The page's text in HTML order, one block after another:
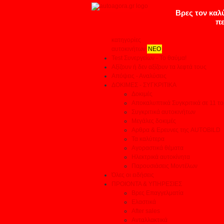
κατηγορίες
αυτοκινήτων ΝΕΟ
Test Συνεργείων - Το θαύμα!
Αξίζουν ή δεν αξίζουν τα λεφτά τους
Απόψεις - Αναλύσεις
ΔΟΚΙΜΕΣ - ΣΥΓΚΡΙΤΙΚΑ
Δοκιμές
Αποκαλυπτικά Συγκριτικά σε 11
Συγκριτικά αυτοκινήτων
Μεγάλες δοκιμές
Αρθρα & Ερευνες της AUTOBILD
Τα καλύτερα
Αγοραστικά θέματα
Ηλεκτρικά αυτοκίνητα
Παρουσιάσεις Μοντέλων
Όλες οι ειδήσεις
ΠΡΟΙΟΝΤΑ & ΥΠΗΡΕΣΙΕΣ
Βρες Επαγγελματία
Ελαστικά
After sales
Ανταλλακτικά